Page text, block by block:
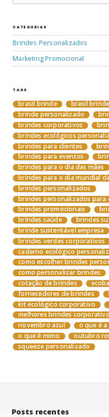
CATEGORIAS
Brindes Personalizados
Marketing Promocional
TAGS
brasil brinde brasil
brinde personalizado
brindes corporativos
brindes ecológicos
brindes para clientes
brindes para eventos
brindes para o dia das mães
brindes para o dia mundial
brindes personalizados
brindes personalizados para
brindes promocionais
brindes saúde
brindes
brinde sustentável empresa
brindes verdes corporativos
caderno ecológico
como escolher brindes
como personalizar brindes
cotação de brindes
fornecedores de brindes
kit ecológico corporativo
melhores brindes
novembro azul
o que é
o que é mimo
outubro
squeeze personalizado
Posts recentes